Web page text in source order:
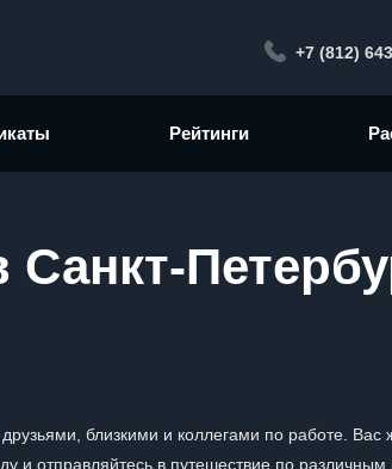
+7 (812)
Рейтинги
близкими и коллегами по работе.
и отправляйтесь в путешествие по различным